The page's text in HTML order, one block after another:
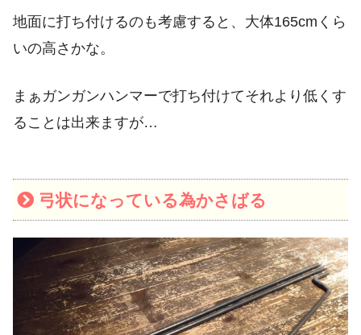
地面に打ち付けるのも考慮すると、大体165cmくら
いの高さかな。
まぁガンガンハンマーで打ち付けてそれより低くす
ることは出来ますが…
弓状になっている為かさばる